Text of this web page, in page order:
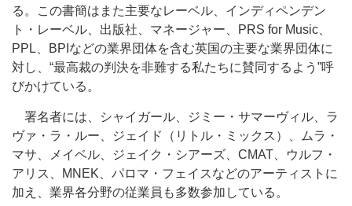
る。この書簡はまた主要なレーベル、インディペンデン
ト・レーベル、出版社、マネージャー、PRS for Music、
PPL、BPIなどの業界団体を含む英国の主要な業界団体に
対し、“最高裁の判決を非難する私たちに賛同するよう”呼
びかけている。
署名者には、シャイガール、ジミー・サマーヴィル、ラ
ヴァ・ラ・ルー、ジェイド（リトル・ミックス）、ムラ・
マサ、メイベル、ジェイク・シアーズ、CMAT、ウルフ・
アリス、MNEK、パロマ・フェイスなどのアーティストに
加え、業界各分野の従業員も多数参加している。